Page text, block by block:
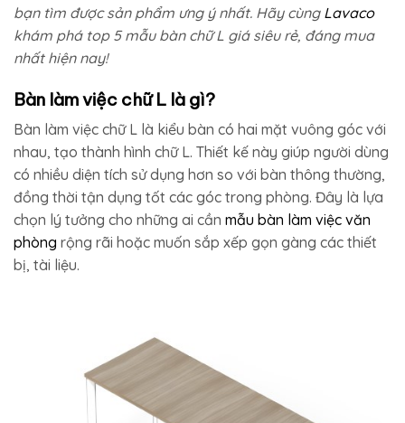
bạn tìm được sản phẩm ưng ý nhất. Hãy cùng Lavaco
khám phá top 5 mẫu bàn chữ L giá siêu rẻ, đáng mua
nhất hiện nay!
Bàn làm việc chữ L là gì?
Bàn làm việc chữ L là kiểu bàn có hai mặt vuông góc với
nhau, tạo thành hình chữ L. Thiết kế này giúp người dùng
có nhiều diện tích sử dụng hơn so với bàn thông thường,
đồng thời tận dụng tốt các góc trong phòng. Đây là lựa
chọn lý tưởng cho những ai cần mẫu bàn làm việc văn
phòng rộng rãi hoặc muốn sắp xếp gọn gàng các thiết
bị, tài liệu.